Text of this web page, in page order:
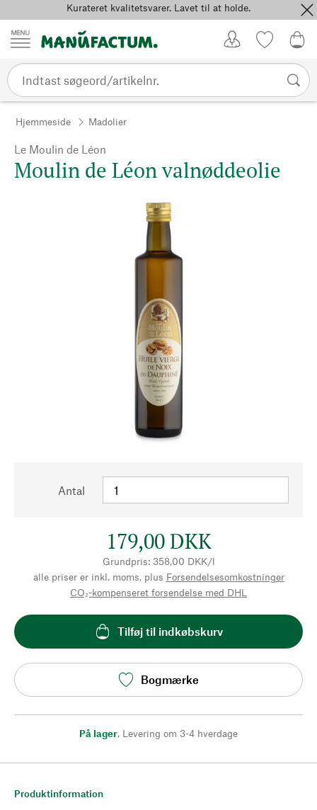
Spring til indholdKurateret kvalitetsvarer. Lavet til at holde.
Hjemmeside Madolier
Le Moulin de Léon
Moulin de Léon valnøddeolie
Antal
179,00 DKK
Grundpris: 358,00 DKK/l
alle priser er inkl. moms, plus Forsendelsesomkostninger
CO₂-kompenseret forsendelse med DHL
Tilføj til indkøbskurv
Bogmærke
På lager, Levering om 3-4 hverdage
Produktinformation